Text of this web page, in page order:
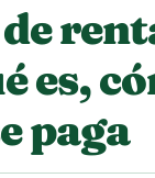
es,
paga